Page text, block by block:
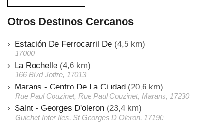
Otros Destinos Cercanos
Estación De Ferrocarril De (4,5 km)
17000
La Rochelle (4,6 km)
166 Blvd Joffre, 17013
Marans - Centro De La Ciudad (20,6 km)
Rue Paul Couzinet, Rue Paul Couzinet, Marans, 17230
Saint - Georges D'oleron (23,4 km)
Guichet Inter Iles, St Georges D Oleron, 17190